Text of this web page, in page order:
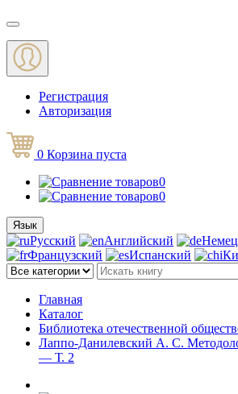
Меню
Регистрация
Авторизация
0 Корзина пуста
0
0
Язык
Русский Английский
Французский
Испанский
Главная
Каталог
Библиотека отечественной
Лаппо-Данилевский А. С.
— Т. 2